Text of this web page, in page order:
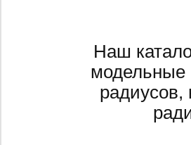
Наш
модельные
радиусов,